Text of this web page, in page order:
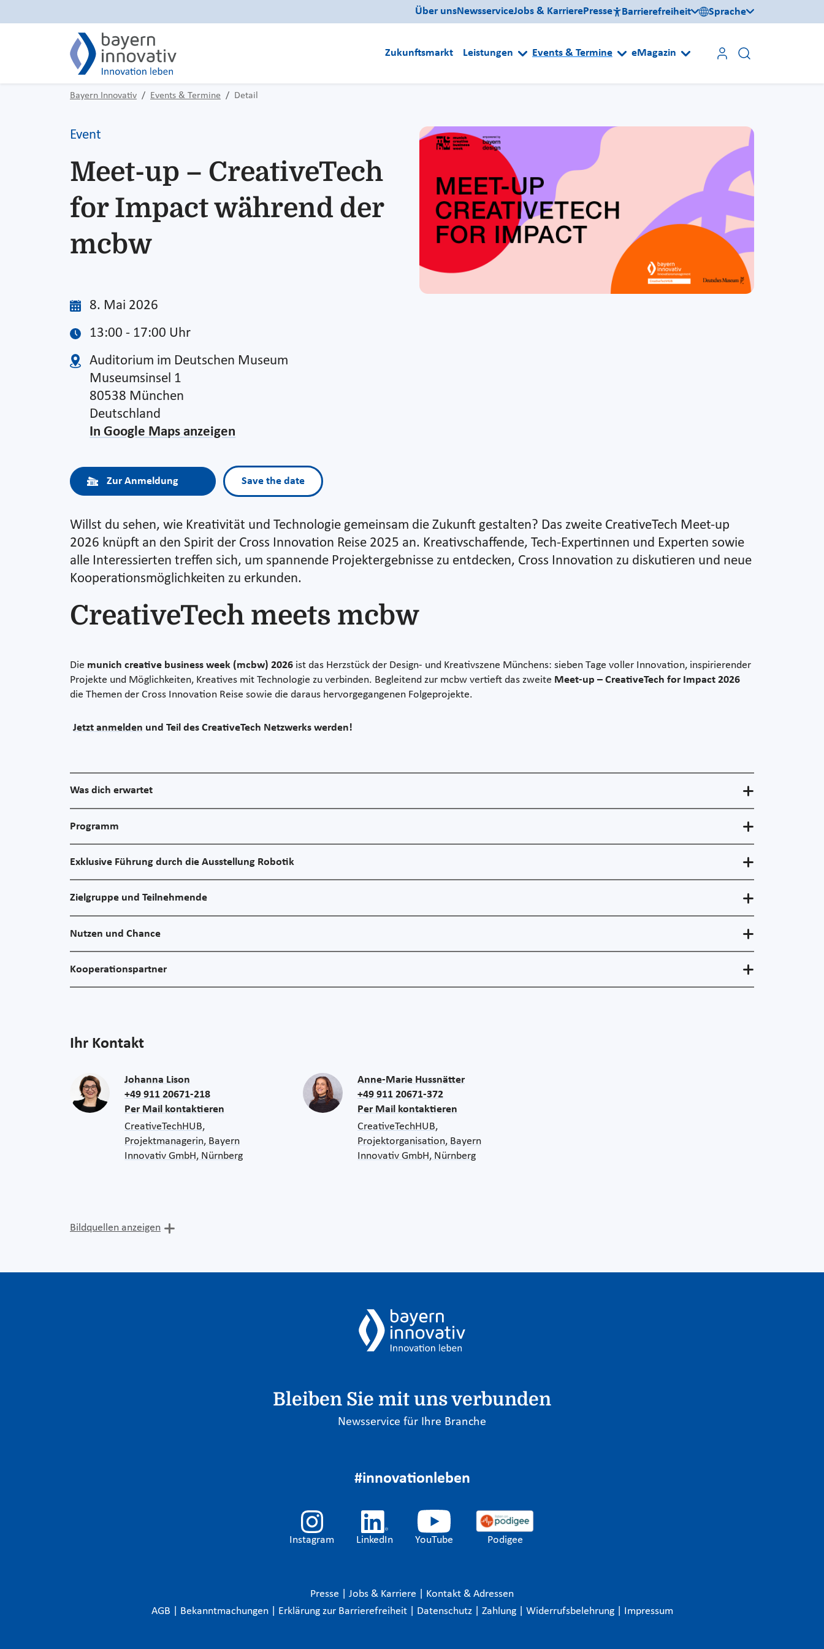
Über unsNewsserviceJobs & KarrierePresse Barrierefreiheit Sprache
Zukunftsmarkt Leistungen Events & Termine eMagazin
Bayern Innovativ Events & Termine Detail
Event
Meet-up – CreativeTech
for Impact während der
mcbw
8. Mai 2026
13:00 - 17:00 Uhr
Auditorium im Deutschen Museum
Museumsinsel 1
80538 München
Deutschland
In Google Maps anzeigen
Zur Anmeldung Save the date
Willst du sehen, wie Kreativität und Technologie gemeinsam die Zukunft gestalten? Das zweite CreativeTech Meet-up
2026 knüpft an den Spirit der Cross Innovation Reise 2025 an. Kreativschaffende, Tech-Expertinnen und Experten sowie
alle Interessierten treffen sich, um spannende Projektergebnisse zu entdecken, Cross Innovation zu diskutieren und neue
Kooperationsmöglichkeiten zu erkunden.
CreativeTech meets mcbw
Die munich creative business week (mcbw) 2026 ist das Herzstück der Design- und Kreativszene Münchens: sieben Tage voller Innovation, inspirierender
Projekte und Möglichkeiten, Kreatives mit Technologie zu verbinden. Begleitend zur mcbw vertieft das zweite Meet-up – CreativeTech for Impact 2026
die Themen der Cross Innovation Reise sowie die daraus hervorgegangenen Folgeprojekte.
Jetzt anmelden und Teil des CreativeTech Netzwerks werden!
Was dich erwartet
Programm
Exklusive Führung durch die Ausstellung Robotik
Zielgruppe und Teilnehmende
Nutzen und Chance
Kooperationspartner
Ihr Kontakt
Johanna Lison
+49 911 20671-218
Per Mail kontaktieren
CreativeTechHUB,
Projektmanagerin, Bayern
Innovativ GmbH, Nürnberg
Anne-Marie Hussnätter
+49 911 20671-372
Per Mail kontaktieren
CreativeTechHUB,
Projektorganisation, Bayern
Innovativ GmbH, Nürnberg
Bildquellen anzeigen
Bleiben Sie mit uns verbunden
Newsservice für Ihre Branche
#innovationleben
Instagram LinkedIn YouTube Podigee
Presse Jobs & Karriere
Kontakt & Adressen
AGB
Bekanntmachungen Erklärung zur Barrierefreiheit Datenschutz Zahlung Widerrufsbelehrung Impressum